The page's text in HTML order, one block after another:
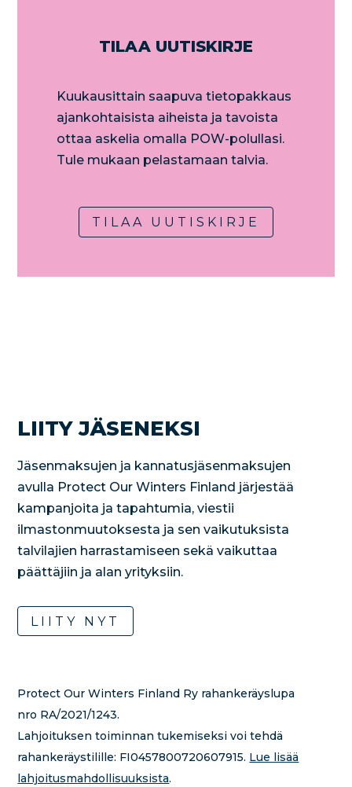
TILAA UUTISKIRJE
Kuukausittain saapuva tietopakkaus
ajankohtaisista aiheista ja tavoista
ottaa askelia omalla POW-polullasi.
Tule mukaan pelastamaan talvia.
TILAA UUTISKIRJE
LIITY JÄSENEKSI
Jäsenmaksujen ja kannatusjäsenmaksujen
avulla Protect Our Winters Finland järjestää
kampanjoita ja tapahtumia, viestii
ilmastonmuutoksesta ja sen vaikutuksista
talvilajien harrastamiseen sekä vaikuttaa
päättäjiin ja alan yrityksiin.
LIITY NYT
Protect Our Winters Finland Ry rahankeräyslupa
nro RA/2021/1243.
Lahjoituksen toiminnan tukemiseksi voi tehdä
rahankeräystilille: FI0457800720607915. Lue lisää
lahjoitusmahdollisuuksista.